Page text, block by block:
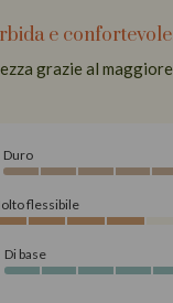
e
grazie al
Duro
flessibile
Di base